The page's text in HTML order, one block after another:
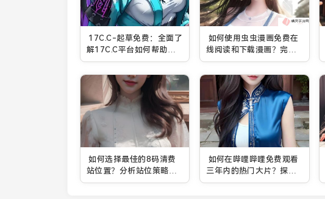
17C.C-起草免费：全面了
解17C.C平台如何帮助用
户轻松起草各类文书
如何使用虫虫漫画免费在
线阅读和下载漫画？完全
免费享受海量资源的技巧
如何选择最佳的8码清费
站位置？分析站位策略与
实际操作
如何在哔哩哔哩免费观看
三年内的热门大片？探索
最完整的免费观看电影方